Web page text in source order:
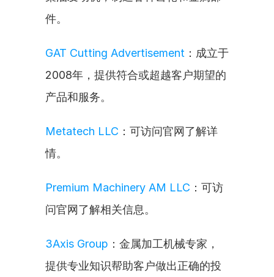
件。
GAT Cutting Advertisement ：成立于
2008年，提供符合或超越客户期望的
产品和服务。
Metatech LLC ：可访问官网了解详
情。
Premium Machinery AM LLC ：可访
问官网了解相关信息。
3Axis Group ：金属加工机械专家，
提供专业知识帮助客户做出正确的投